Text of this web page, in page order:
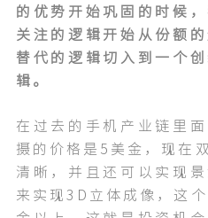
的优势开始巩固的时候
关注的逻辑开始从份额
替代的逻辑切入到一个
辑。
在过去的手机产业链里
摄的价格是5美金，现在
清晰，并且还可以实现
来实现3D立体成像，这